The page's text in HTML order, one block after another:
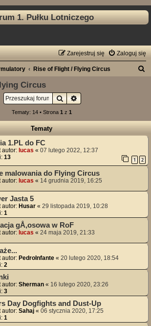
1. Pułku Lotniczego
Zaloguj się
Zarejestruj się
Rise of Flight / Flying Circus
a
Circus
SzukajWyszukiwanie
Tematy: 14 • Strona 1 z 1
Tematy
1.PL do FC
autor: lucas « 07 lutego 2022, 12:37
13 1 2
malowania do Flying Circus
autor: lucas « 14 grudnia 2019, 16:25
Jasta 5
autor: Husar « 29 listopada 2019, 10:28
1
gÅ‚osowa w RoF
autor: lucas « 24 maja 2019, 21:33
autor: PedroInfante « 20 lutego 2020, 18:54
2
autor: Sherman « 16 lutego 2020, 23:26
3
Day Dogfights and Dust-Up
autor: Sahaj « 06 stycznia 2020, 17:25
1